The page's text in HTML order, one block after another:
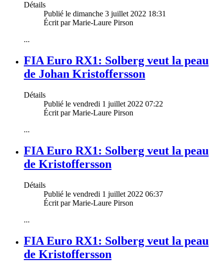
Détails
Publié le dimanche 3 juillet 2022 18:31
Écrit par Marie-Laure Pirson
...
FIA Euro RX1: Solberg veut la peau
de Johan Kristoffersson
Détails
Publié le vendredi 1 juillet 2022 07:22
Écrit par Marie-Laure Pirson
...
FIA Euro RX1: Solberg veut la peau
de Kristoffersson
Détails
Publié le vendredi 1 juillet 2022 06:37
Écrit par Marie-Laure Pirson
...
FIA Euro RX1: Solberg veut la peau
de Kristoffersson